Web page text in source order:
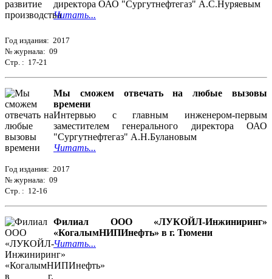
директора ОАО "Сургутнефтегаз" А.С.Нуряевым
Читать...
Год издания: 2017
№ журнала: 09
Стр. : 17-21
Мы сможем отвечать на любые вызовы
времени
Интервью с главным инженером-первым
заместителем генерального директора ОАО
"Сургутнефтегаз" А.Н.Булановым
Читать...
Год издания: 2017
№ журнала: 09
Стр. : 12-16
Филиал ООО «ЛУКОЙЛ-Инжиниринг»
«КогалымНИПИнефть» в г. Тюмени
Читать...